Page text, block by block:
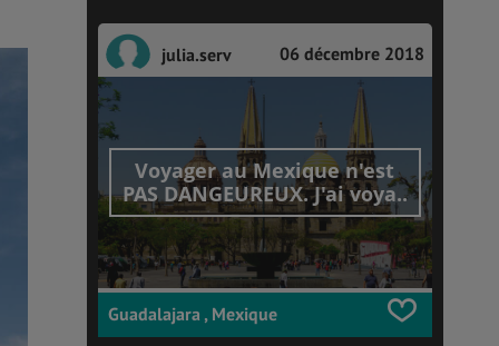
julia.serv 06 décembre 2018
Voyager au Mexique n'est
PAS DANGEUREUX. J'ai voya..
Guadalajara , Mexique